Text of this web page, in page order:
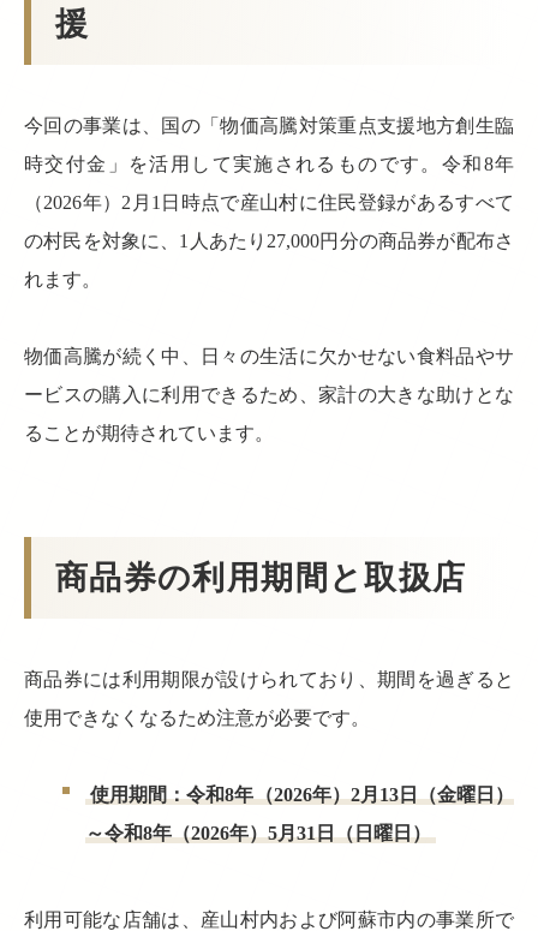
援
今回の事業は、国の「物価高騰対策重点支援地方創生臨
時交付金」を活用して実施されるものです。令和8年
（2026年）2月1日時点で産山村に住民登録があるすべて
の村民を対象に、1人あたり27,000円分の商品券が配布さ
れます。
物価高騰が続く中、日々の生活に欠かせない食料品やサ
ービスの購入に利用できるため、家計の大きな助けとな
ることが期待されています。
商品券の利用期間と取扱店
商品券には利用期限が設けられており、期間を過ぎると
使用できなくなるため注意が必要です。
使用期間：令和8年（2026年）2月13日（金曜日）
～令和8年（2026年）5月31日（日曜日）
利用可能な店舗は、産山村内および阿蘇市内の事業所で